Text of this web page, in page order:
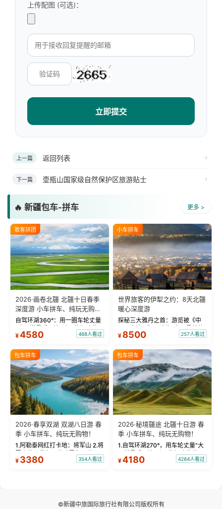
上传配图 (可选)：
立即提交
上一篇 返回列表
下一篇 壶瓶山国家级自然保护区旅游贴士
🔥 新疆包车-拼车 更多 >
散客拼团
2026·画卷北疆 北疆十日春季
深度游 小车拼车、纯玩无购
物！
自驾环湖360°：用一圈车轮丈量
“大西洋最后一滴眼泪”的极致蔚
蓝。 赛湖旅拍：甄选多款风格服
绝美瞬间。 赛湖坦克300跟车视
频：专业摄影师...
¥4580 468人看过
小车拼车
世界旅客的伊犁之约：8天北疆
暖心深度游
探秘三大雅丹之首：游览被《中
国国家地理》评选为“中国最美的
三大雅丹”第一名的克拉玛依魔鬼
瓦人最大村落——禾木村，欣赏
晨雾与小木...
¥ 8500 257人看过
包车拼车
2026·春享双湖 双湖八日游 春
季 小车拼车、纯玩无购物！
1.阿勒泰网红打卡地：将军山 2.将
军山落日缆车，体验雪都风光 3.
将军山，夕阳派对，蹦迪party 4.
¥ 3380 354人看过
包车拼车
2026·秘境疆途 北疆十日游 春
季 小车拼车、纯玩无购物！
1.自驾环湖270°，用车轮丈量“大
西洋最后一滴眼泪”的极致蔚蓝，
让雪山、花海与深邃湖水在转弯
¥4180 4264人看过
©新疆中旅国际旅行社有限公司版权所有